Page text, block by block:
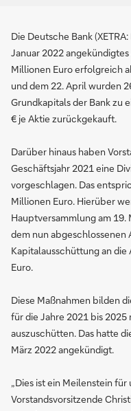
Die Deutsche Bank
Januar 2022
Millionen Euro erfolgreich
und dem 22. April wurden
Grundkapitals der Bank zu
€ je Aktie zurückgekauft.
Darüber hinaus haben
Geschäftsjahr 2021 eine
vorgeschlagen. Das
Millionen Euro. Hierüber
Hauptversammlung am 19.
dem nun
Kapitalausschüttung an
Euro.
Diese Maßnahmen bilden
für die Jahre 2021 bis 2025
auszuschütten. Das hatte
März 2022 angekündigt.
„Dies ist ein Meilenstein für
Vorstandsvorsitzende